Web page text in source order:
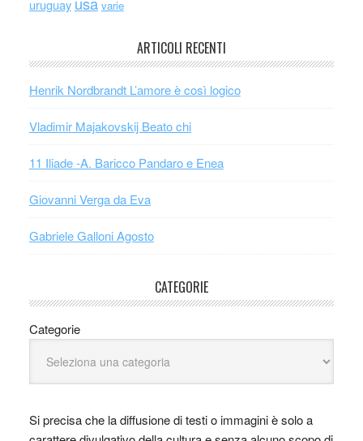
uruguay
varie
ARTICOLI RECENTI
Henrik Nordbrandt L’amore è così logico
Vladimir Majakovskij Beato chi
11 Iliade -A. Baricco Pandaro e Enea
Giovanni Verga da Eva
Gabriele Galloni Agosto
CATEGORIE
Categorie
Si precisa che la diffusione di testi o immagini è solo a